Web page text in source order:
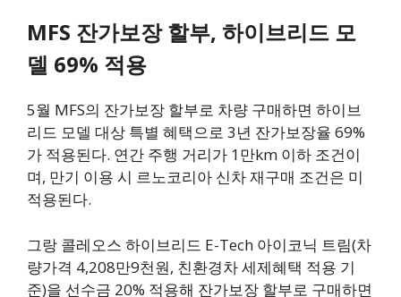
MFS 잔가보장 할부, 하이브리드 모
델 69% 적용
5월 MFS의 잔가보장 할부로 차량 구매하면 하이브
리드 모델 대상 특별 혜택으로 3년 잔가보장율 69%
가 적용된다. 연간 주행 거리가 1만km 이하 조건이
며, 만기 이용 시 르노코리아 신차 재구매 조건은 미
적용된다.
그랑 콜레오스 하이브리드 E-Tech 아이코닉 트림(차
량가격 4,208만9천원, 친환경차 세제혜택 적용 기
준)을 선수금 20% 적용해 잔가보장 할부로 구매하면